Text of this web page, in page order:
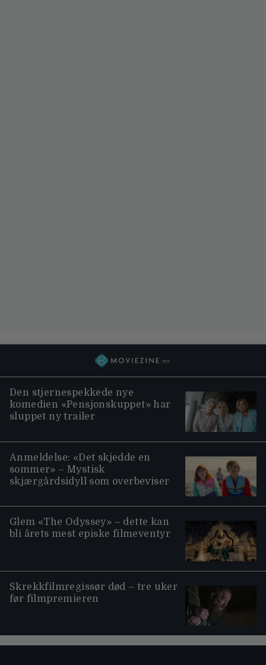
Den stjernespekkede nye
komedien «Pensjonskuppet» har
sluppet ny trailer
Anmeldelse: «Det skjedde en
sommer» – Mystisk
skjærgårdsidyll som overbeviser
Glem «The Odyssey» – dette kan
bli årets mest episke filmeventyr
Skrekkfilmregissør død – tre uker
før filmpremieren